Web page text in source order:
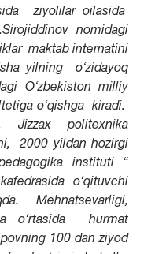
ziyolilar oilasida
nomidagi
maktab internatini
yilning o‘zidayoq
O‘zbekiston milliy
o‘qishga kiradi.
Jizzax politexnika
2000 yildan hozirgi
instituti “
o‘qituvchi
Mehnatsevarligi,
o‘rtasida hurmat
100 dan ziyod